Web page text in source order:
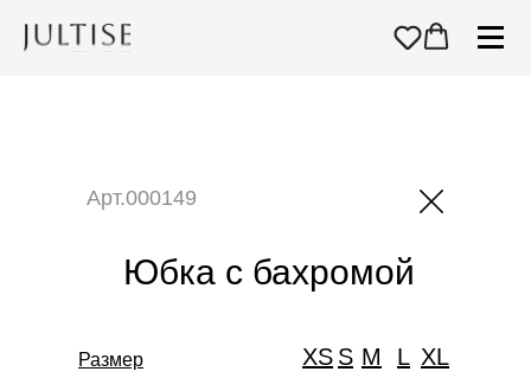
Юбка с бахромой
Арт.000149
Размер S M L
XS XL